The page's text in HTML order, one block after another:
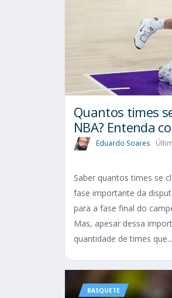
Quantos times
NBA? Entenda
Eduardo Soares
Saber quantos times se
fase importante da
para a fase final do
Mas, apesar dessa
quantidade de times que...
BASQUETE